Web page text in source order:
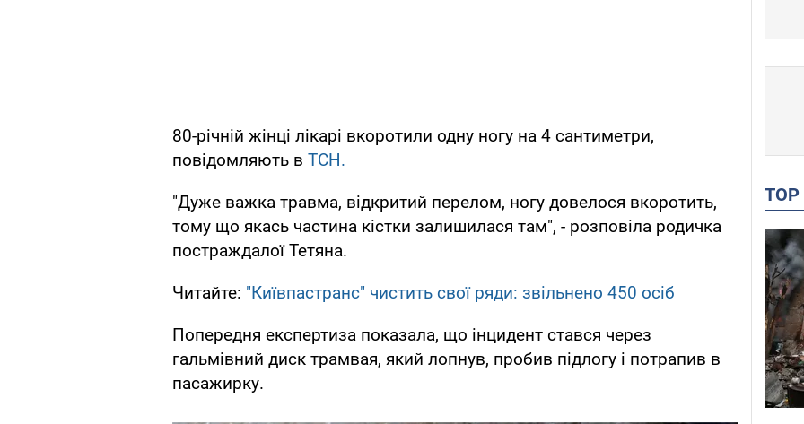
80-річній жінці лікарі вкоротили одну ногу на 4 сантиметри,
повідомляють в ТСН.
"Дуже важка травма, відкритий перелом, ногу довелося вкоротить,
тому що якась частина кістки залишилася там", - розповіла родичка
постраждалої Тетяна.
Читайте: "Київпастранс" чистить свої ряди: звільнено 450 осіб
Попередня експертиза показала, що інцидент стався через
гальмівний диск трамвая, який лопнув, пробив підлогу і потрапив в
пасажирку.